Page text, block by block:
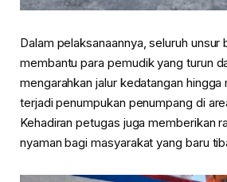
Dalam pelaksanaannya, seluruh unsur
membantu para pemudik yang turun
mengarahkan jalur kedatangan
terjadi penumpukan penumpang di
Kehadiran petugas juga memberikan
nyaman bagi masyarakat yang baru